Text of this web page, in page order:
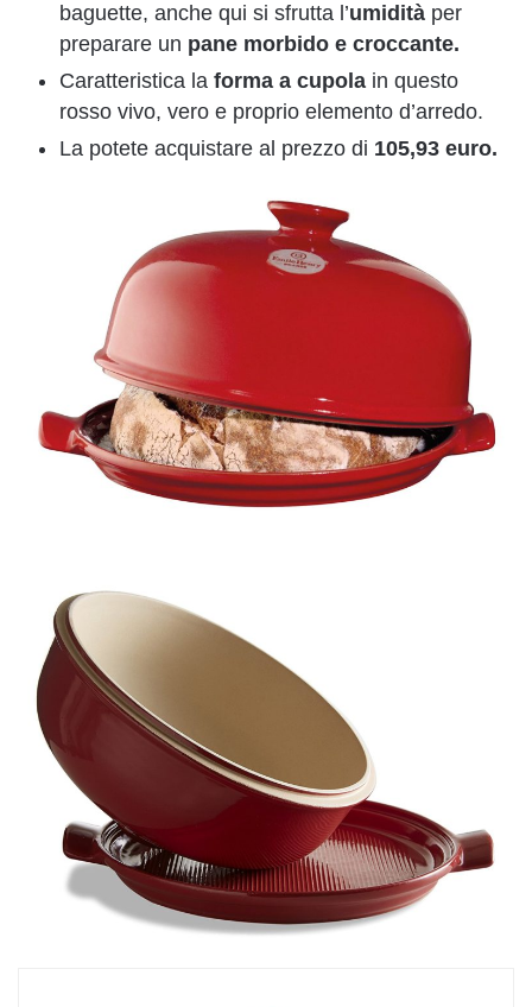
baguette, anche qui si sfrutta l’umidità per
preparare un pane morbido e croccante.
Caratteristica la forma a cupola in questo
rosso vivo, vero e proprio elemento d’arredo.
La potete acquistare al prezzo di 105,93 euro.